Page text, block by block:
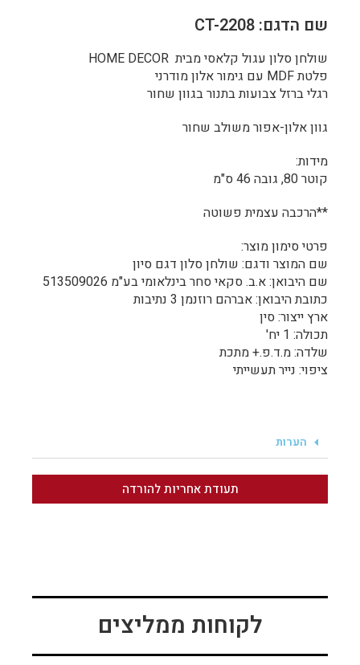
שם הדגם: CT-2208
שולחן סלון עגול קלאסי מבית HOME DECOR
פלטת MDF עם גימור אלון מודרני
רגלי ברזל צבועות בתנור בגוון שחור
גוון אלון-אפור משולב שחור
מידות:
קוטר 80, גובה 46 ס"מ
**הרכבה עצמית פשוטה
פרטי סימון מוצר:
שם המוצר ודגם: שולחן סלון דגם סיון
שם היבואן: א.ב. סקאי סחר בינלאומי בע"מ 513509026
כתובת היבואן: אברהם רוזנמן 3 נתיבות
ארץ ייצור: סין
תכולה: 1 יח'
שלדה: מ.ד.פ.+ מתכת
ציפוי: נייר תעשייתי
הערות
תעודת אחריות להורדה
לקוחות ממליצים